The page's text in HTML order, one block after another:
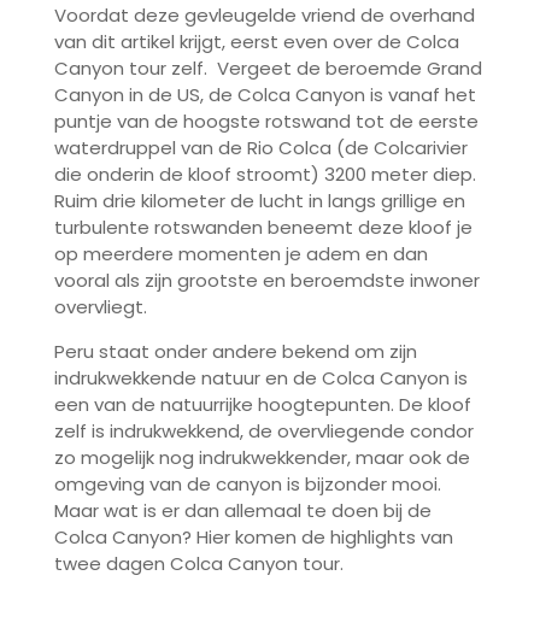
Voordat deze gevleugelde vriend de overhand
van dit artikel krijgt, eerst even over de Colca
Canyon tour zelf. Vergeet de beroemde Grand
Canyon in de US, de Colca Canyon is vanaf het
puntje van de hoogste rotswand tot de eerste
waterdruppel van de Rio Colca (de Colcarivier
die onderin de kloof stroomt) 3200 meter diep.
Ruim drie kilometer de lucht in langs grillige en
turbulente rotswanden beneemt deze kloof je
op meerdere momenten je adem en dan
vooral als zijn grootste en beroemdste inwoner
overvliegt.
Peru staat onder andere bekend om zijn
indrukwekkende natuur en de Colca Canyon is
een van de natuurrijke hoogtepunten. De kloof
zelf is indrukwekkend, de overvliegende condor
zo mogelijk nog indrukwekkender, maar ook de
omgeving van de canyon is bijzonder mooi.
Maar wat is er dan allemaal te doen bij de
Colca Canyon? Hier komen de highlights van
twee dagen Colca Canyon tour.